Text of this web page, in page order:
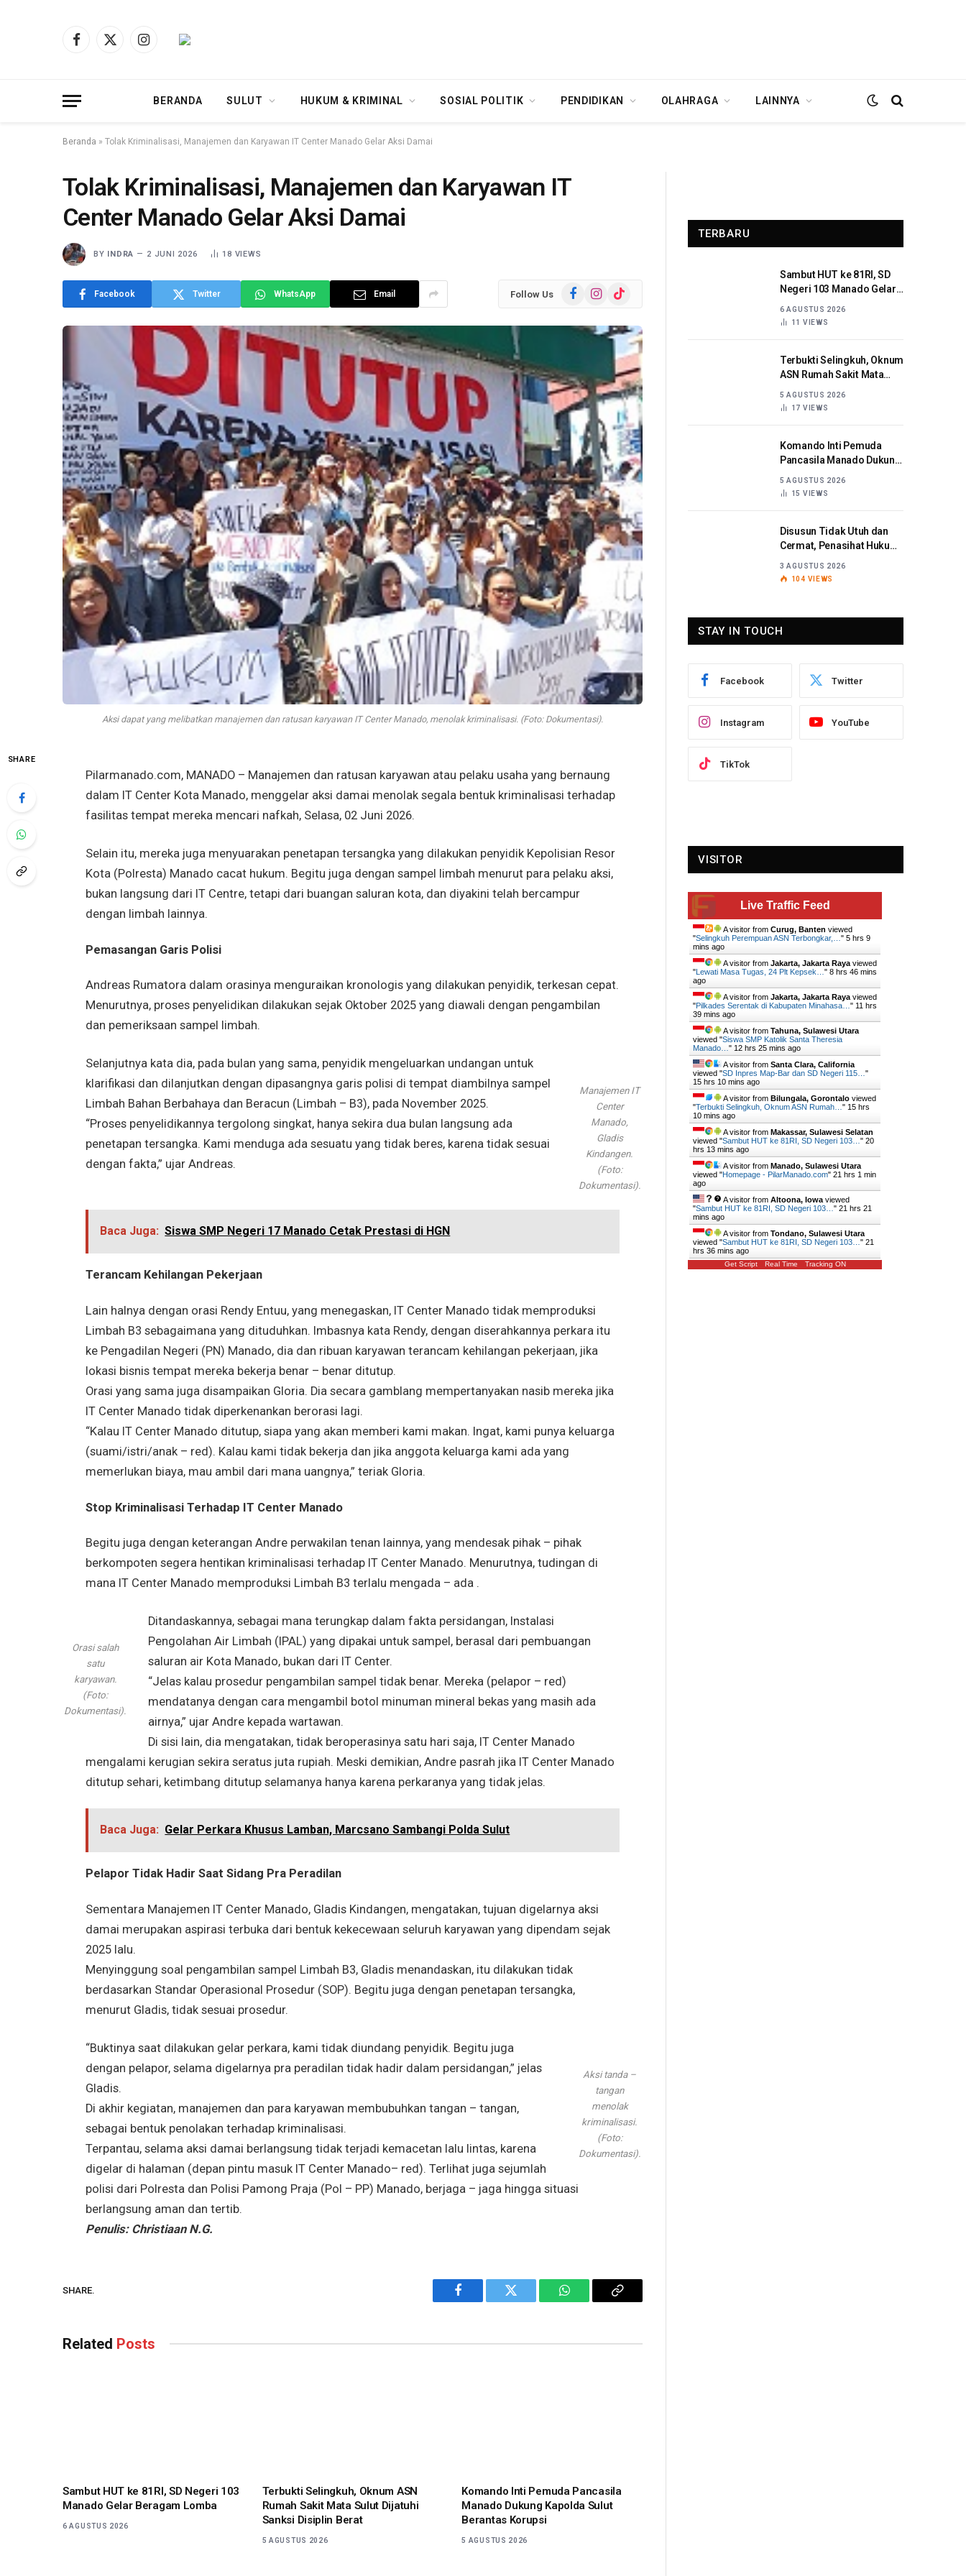
Facebook
X
Instagram
BERANDA SULUT HUKUM & KRIMINAL SOSIAL POLITIK PENDIDIKAN OLAHRAGA LAINNYA
Beranda » Tolak Kriminalisasi, Manajemen dan Karyawan IT Center Manado Gelar Aksi Damai
Tolak Kriminalisasi, Manajemen dan Karyawan IT
Center Manado Gelar Aksi Damai
BY INDRA 2 JUNI 2026 18 VIEWS
Facebook Twitter WhatsApp Email Follow Us FacebookInstagram
TikTok
Aksi dapat yang melibatkan manajemen dan ratusan karyawan IT Center Manado, menolak kriminalisasi. (Foto: Dokumentasi).
SHARE
Pilarmanado.com, MANADO – Manajemen dan ratusan karyawan atau pelaku usaha yang bernaung
dalam IT Center Kota Manado, menggelar aksi damai menolak segala bentuk kriminalisasi terhadap
fasilitas tempat mereka mencari nafkah, Selasa, 02 Juni 2026.
Selain itu, mereka juga menyuarakan penetapan tersangka yang dilakukan penyidik Kepolisian Resor
Kota (Polresta) Manado cacat hukum. Begitu juga dengan sampel limbah menurut para pelaku aksi,
bukan langsung dari IT Centre, tetapi dari buangan saluran kota, dan diyakini telah bercampur
dengan limbah lainnya.
Pemasangan Garis Polisi
Andreas Rumatora dalam orasinya menguraikan kronologis yang dilakukan penyidik, terkesan cepat.
Menurutnya, proses penyelidikan dilakukan sejak Oktober 2025 yang diawali dengan pengambilan
dan pemeriksaan sampel limbah.
Manajemen IT
Center
Manado,
Gladis
Kindangen.
(Foto:
Dokumentasi).
Selanjutnya kata dia, pada bulan yang sama, penyidik mengeluarkan undangan untuk
klarifikasi dan dilanjutkan dengan dipasangnya garis polisi di tempat diambilnya sampel
Limbah Bahan Berbahaya dan Beracun (Limbah – B3), pada November 2025.
“Proses penyelidikannya tergolong singkat, hanya sekira dua bulan langsung ada
penetapan tersangka. Kami menduga ada sesuatu yang tidak beres, karena tidak sesuai
dengan fakta,” ujar Andreas.
Baca Juga: Siswa SMP Negeri 17 Manado Cetak Prestasi di HGN
Terancam Kehilangan Pekerjaan
Lain halnya dengan orasi Rendy Entuu, yang menegaskan, IT Center Manado tidak memproduksi
Limbah B3 sebagaimana yang dituduhkan. Imbasnya kata Rendy, dengan diserahkannya perkara itu
ke Pengadilan Negeri (PN) Manado, dia dan ribuan karyawan terancam kehilangan pekerjaan, jika
lokasi bisnis tempat mereka bekerja benar – benar ditutup.
Orasi yang sama juga disampaikan Gloria. Dia secara gamblang mempertanyakan nasib mereka jika
IT Center Manado tidak diperkenankan berorasi lagi.
“Kalau IT Center Manado ditutup, siapa yang akan memberi kami makan. Ingat, kami punya keluarga
(suami/istri/anak – red). Kalau kami tidak bekerja dan jika anggota keluarga kami ada yang
memerlukan biaya, mau ambil dari mana uangnya,” teriak Gloria.
Stop Kriminalisasi Terhadap IT Center Manado
Begitu juga dengan keterangan Andre perwakilan tenan lainnya, yang mendesak pihak – pihak
berkompoten segera hentikan kriminalisasi terhadap IT Center Manado. Menurutnya, tudingan di
mana IT Center Manado memproduksi Limbah B3 terlalu mengada – ada .
Orasi salah
satu
karyawan.
(Foto:
Dokumentasi).
Ditandaskannya, sebagai mana terungkap dalam fakta persidangan, Instalasi
Pengolahan Air Limbah (IPAL) yang dipakai untuk sampel, berasal dari pembuangan
saluran air Kota Manado, bukan dari IT Center.
“Jelas kalau prosedur pengambilan sampel tidak benar. Mereka (pelapor – red)
mendatanya dengan cara mengambil botol minuman mineral bekas yang masih ada
airnya,” ujar Andre kepada wartawan.
Di sisi lain, dia mengatakan, tidak beroperasinya satu hari saja, IT Center Manado
mengalami kerugian sekira seratus juta rupiah. Meski demikian, Andre pasrah jika IT Center Manado
ditutup sehari, ketimbang ditutup selamanya hanya karena perkaranya yang tidak jelas.
Baca Juga: Gelar Perkara Khusus Lamban, Marcsano Sambangi Polda Sulut
Pelapor Tidak Hadir Saat Sidang Pra Peradilan
Sementara Manajemen IT Center Manado, Gladis Kindangen, mengatakan, tujuan digelarnya aksi
damai merupakan aspirasi terbuka dari bentuk kekecewaan seluruh karyawan yang dipendam sejak
2025 lalu.
Menyinggung soal pengambilan sampel Limbah B3, Gladis menandaskan, itu dilakukan tidak
berdasarkan Standar Operasional Prosedur (SOP). Begitu juga dengan penetapan tersangka,
menurut Gladis, tidak sesuai prosedur.
Aksi tanda –
tangan
menolak
kriminalisasi.
(Foto:
Dokumentasi).
“Buktinya saat dilakukan gelar perkara, kami tidak diundang penyidik. Begitu juga
dengan pelapor, selama digelarnya pra peradilan tidak hadir dalam persidangan,” jelas
Gladis.
Di akhir kegiatan, manajemen dan para karyawan membubuhkan tangan – tangan,
sebagai bentuk penolakan terhadap kriminalisasi.
Terpantau, selama aksi damai berlangsung tidak terjadi kemacetan lalu lintas, karena
digelar di halaman (depan pintu masuk IT Center Manado– red). Terlihat juga sejumlah
polisi dari Polresta dan Polisi Pamong Praja (Pol – PP) Manado, berjaga – jaga hingga situasi
berlangsung aman dan tertib.
Penulis: Christiaan N.G.
SHARE.
Facebook Twitter WhatsAppCopy
Related Posts
Sambut HUT ke 81RI, SD Negeri 103
Manado Gelar Beragam Lomba
6 AGUSTUS 2026
Terbukti Selingkuh, Oknum ASN
Rumah Sakit Mata Sulut Dijatuhi
Sanksi Disiplin Berat
5 AGUSTUS 2026
Komando Inti Pemuda Pancasila
Manado Dukung Kapolda Sulut
Berantas Korupsi
5 AGUSTUS 2026
TERBARU
Sambut HUT ke 81RI, SD
Negeri 103 Manado Gelar
6 AGUSTUS 2026
11 VIEWS
Terbukti Selingkuh, Oknum
ASN Rumah Sakit Mata
Disiplin Berat
5 AGUSTUS 2026
17 VIEWS
Komando Inti Pemuda
Pancasila Manado Dukung
Korupsi
5 AGUSTUS 2026
15 VIEWS
Disusun Tidak Utuh dan
Cermat, Penasihat Hukum
Tanggapan Jaksa
3 AGUSTUS 2026
104 VIEWS
STAY IN TOUCH
Facebook Twitter
Instagram YouTube
TikTok
VISITOR
Live Traffic Feed
A visitor from Curug, Banten viewed
"Selingkuh Perempuan ASN Terbongkar,… " 5 hrs 10
mins ago
A visitor from Jakarta, Jakarta Raya viewed
"Lewati Masa Tugas, 24 Plt Kepsek… " 8 hrs 46 mins
ago
A visitor from Jakarta, Jakarta Raya viewed
"Pilkades Serentak di Kabupaten Minahasa… " 11 hrs
39 mins ago
A visitor from Tahuna, Sulawesi Utara
viewed "Siswa SMP Katolik Santa Theresia
Manado… " 12 hrs 25 mins ago
A visitor from Santa Clara, California
viewed "SD Inpres Map-Bar dan SD Negeri 115… "
15 hrs 10 mins ago
A visitor from Bilungala, Gorontalo viewed
"Terbukti Selingkuh, Oknum ASN Rumah… " 15 hrs
10 mins ago
A visitor from Makassar, Sulawesi Selatan
viewed "Sambut HUT ke 81RI, SD Negeri 103… " 20
hrs 14 mins ago
A visitor from Manado, Sulawesi Utara
viewed "Homepage - PilarManado.com" 21 hrs 1 min
ago
A visitor from Altoona, Iowa viewed
"Sambut HUT ke 81RI, SD Negeri 103… " 21 hrs 21
mins ago
A visitor from Tondano, Sulawesi Utara
viewed "Sambut HUT ke 81RI, SD Negeri 103… " 21
hrs 36 mins ago
Get Script Real Time Tracking ON